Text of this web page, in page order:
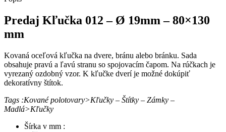
Predaj Kľučka 012 – Ø 19mm – 80×130
mm
Kovaná oceľová kľučka na dvere, bránu alebo bránku. Sada
obsahuje pravú a ľavú stranu so spojovacím čapom. Na rúčkach je
vyrezaný ozdobný vzor. K kľučke dverí je možné dokúpiť
dekoratívny štítok.
Tags :Kované polotovary>Kľučky – Štítky – Zámky –
Madlá>Kľučky
Šírka v mm :